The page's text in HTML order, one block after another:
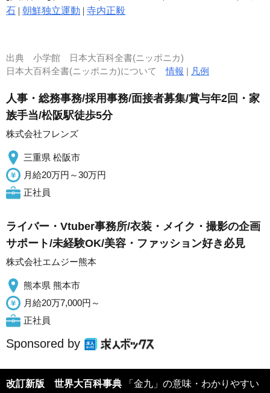
石 | 朝鮮独立運動 | 寺内正毅
出典 小学館 日本大百科全書(ニッポニカ)
日本大百科全書(ニッポニカ)について情報 | 凡例
人事・総務事務/採用事務/面接者募集/賞与年2回・家
族手当/松阪駅徒歩5分
株式会社フレンズ
三重県 松阪市
月給20万円～30万円
正社員
ライバー・Vtuber事務所/衣装・メイク・撮影の企画
サポート/未経験OK/美容・ファッション好き必見
株式会社エムジー熊本
熊本県 熊本市
月給20万7,000円～
正社員
Sponsored by
改訂新版 世界大百科事典